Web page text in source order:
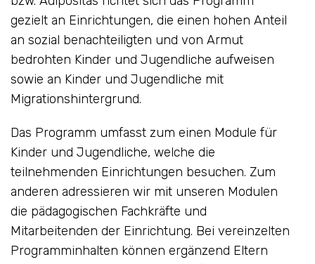
gezielt an Einrichtungen, die einen hohen Anteil
an sozial benachteiligten und von Armut
bedrohten Kinder und Jugendliche aufweisen
sowie an Kinder und Jugendliche mit
Migrationshintergrund.
Das Programm umfasst zum einen Module für
Kinder und Jugendliche, welche die
teilnehmenden Einrichtungen besuchen. Zum
anderen adressieren wir mit unseren Modulen
die pädagogischen Fachkräfte und
Mitarbeitenden der Einrichtung. Bei vereinzelten
Programminhalten können ergänzend Eltern